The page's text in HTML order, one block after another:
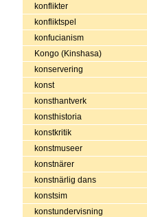
konflikter
konfliktspel
konfucianism
Kongo (Kinshasa)
konservering
konst
konsthantverk
konsthistoria
konstkritik
konstmuseer
konstnärer
konstnärlig dans
konstsim
konstundervisning